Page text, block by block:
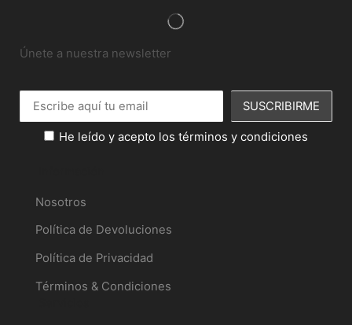
Únete a nuestra newsletter
He leído y acepto los términos y condiciones
Nosotros
Política de Devoluciones
Política de Privacidad
Términos & Condiciones